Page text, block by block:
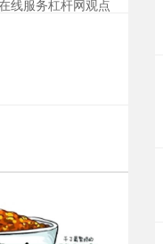
线服务杠杆网观点